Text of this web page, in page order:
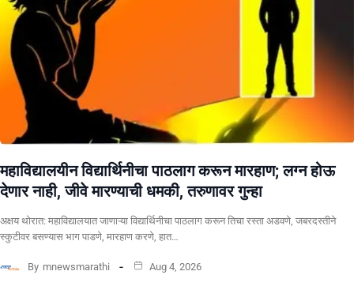
महाविद्यालयीन विद्यार्थिनीचा पाठलाग करून मारहाण; लग्न होऊ
देणार नाही, जीवे मारण्याची धमकी, तरुणावर गुन्हा
अक्षय थोरात: महाविद्यालयात जाणाऱ्या विद्यार्थिनीचा पाठलाग करून तिचा रस्ता अडवणे, जबरदस्तीने
स्कुटीवर बसण्यास भाग पाडणे, मारहाण करणे, हात…
By mnewsmarathi Aug 4, 2026